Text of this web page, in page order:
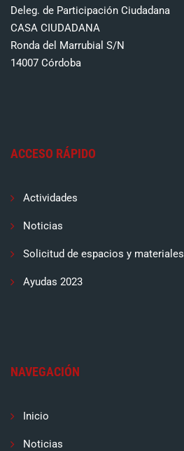
Deleg. de Participación Ciudadana
CASA CIUDADANA
Ronda del Marrubial S/N
14007 Córdoba
ACCESO RÁPIDO
Actividades
Noticias
Solicitud de espacios y materiales
Ayudas 2023
NAVEGACIÓN
Inicio
Noticias